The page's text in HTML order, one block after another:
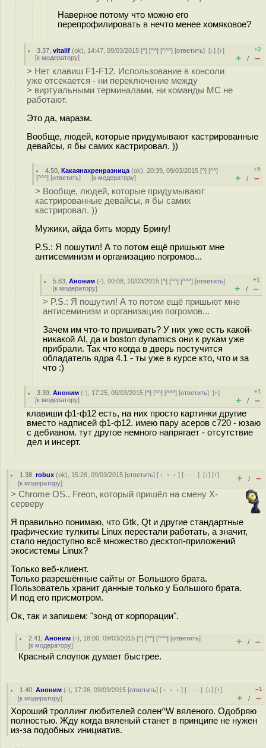
Наверное потому что можно его
перепрофилировать в нечто менее хомяковое?
3.37 ,vitalif (ok), 14:47, 09/03/2015 [^] [^^] [^^^] [ответить][↓] [↑]
[к модератору]
+2
+ / –
> Нет клавиш F1-F12. Использование в консоли
уже отсекается - ни переключение между
> виртуальными терминалами, ни команды MC не
работают.
Это да, маразм.
Вообще, людей, которые придумывают кастрированные
девайсы, я бы самих кастрировал. ))
4.50 ,Какаянахренразница (ok), 20:39, 09/03/2015 [^] [^^]
[^^^] [ответить] [к модератору]
+5
+ / –
> Вообще, людей, которые придумывают
кастрированные девайсы, я бы самих
кастрировал. ))
Мужики, айда бить морду Брину!
P.S.: Я пошутил! А то потом ещё пришьют мне
антисеминизм и организацию погромов...
5.63 ,Аноним (-), 00:08, 10/03/2015 [^] [^^] [^^^] [ответить]
[к модератору]
+1
+ / –
> P.S.: Я пошутил! А то потом ещё пришьют мне
антисеминизм и организацию погромов...
Зачем им что-то пришивать? У них уже есть какой-
никакой AI, да и boston dynamics они к рукам уже
прибрали. Так что когда в дверь постучится
обладатель ядра 4.1 - ты уже в курсе кто, что и за
что :)
3.39 ,Аноним (-), 17:25, 09/03/2015 [^] [^^] [^^^] [ответить][↑]
[к модератору]
+1
+ / –
клавиши ф1-ф12 есть, на них просто картинки другие
вместо надписей ф1-ф12. имею пару асеров с720 - юзаю
с дебианом. тут другое немного напрягает - отсутствие
дел и инсерт.
1.38 ,robux (ok), 15:26, 09/03/2015 [ответить] [ ﹢﹢﹢] [ · · ·][↓] [↑]
[к модератору] + / –
> Chrome OS.. Freon, который пришёл на смену X-
серверу
Я правильно понимаю, что Gtk, Qt и другие стандартные
графические тулкиты Linux перестали работать, а значит,
стало недоступно всё множество десктоп-приложений
экосистемы Linux?
Только веб-клиент.
Только разрешённые сайты от Большого брата.
Пользователь хранит данные только у Большого брата.
И под его присмотром.
Ок, так и запишем: "зонд от корпорации".
2.41 ,Аноним (-), 18:00, 09/03/2015 [^] [^^] [^^^] [ответить]
[к модератору] + / –
Красный слоупок думает быстрее.
1.40 ,Аноним (-), 17:26, 09/03/2015 [ответить] [ ﹢﹢﹢] [ · · ·][↓] [↑]
[к модератору]
–1
+ / –
Хороший троллинг любителей солен^W вяленого. Одобряю
полностью. Жду когда вяленый станет в принципе не нужен
из-за подобных инициатив.